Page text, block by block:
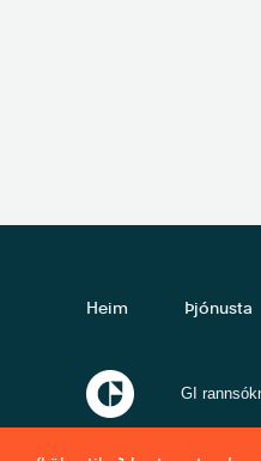
Heim Þjónusta
GI